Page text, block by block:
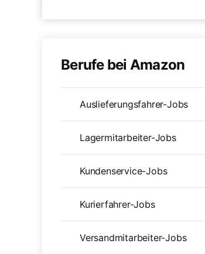
Berufe bei Amazon
Auslieferungsfahrer-Jobs
Lagermitarbeiter-Jobs
Kundenservice-Jobs
Kurierfahrer-Jobs
Versandmitarbeiter-Jobs